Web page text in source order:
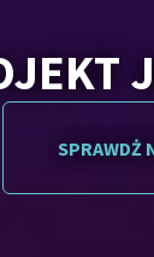
SPRAWDŻ